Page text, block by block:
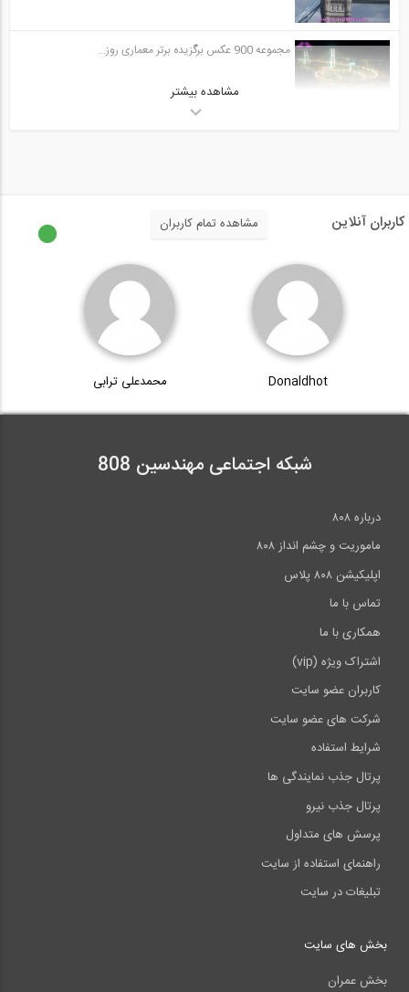
مجموعه 900 عکس برگزیده برتر معماری روز...
مشاهده بیشتر
کاربران آنلاین مشاهده تمام کاربران
Donaldhot محمدعلی ترابی
شبکه اجتماعی مهندسین 808
درباره ۸۰۸
ماموریت و چشم انداز ۸۰۸
اپلیکیشن ۸۰۸ پلاس
تماس با ما
همکاری با ما
اشتراک ویژه (vip)
کاربران عضو سایت
شرکت های عضو سایت
شرایط استفاده
پرتال جذب نمایندگی ها
پرتال جذب نیرو
پرسش های متداول
راهنمای استفاده از سایت
تبلیغات در سایت
بخش های سایت
بخش عمران